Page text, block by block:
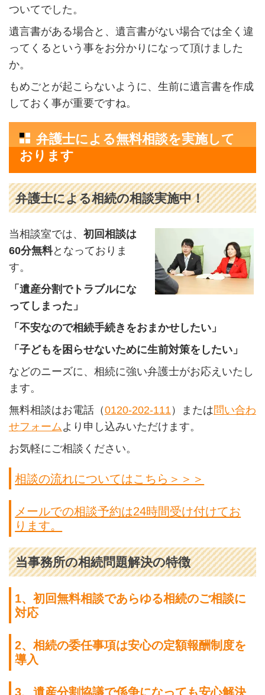
ついてでした。
遺言書がある場合と、遺言書がない場合では全く違
ってくるという事をお分かりになって頂けました
か。
もめごとが起こらないように、生前に遺言書を作成
しておく事が重要ですね。
弁護士による無料相談を実施して
おります
弁護士による相続の相談実施中！
当相談室では、 初回相談は
60分無料となっておりま
す。
「遺産分割でトラブルにな
ってしまった」
「不安なので相続手続きをおまかせしたい」
「子どもを困らせないために生前対策をしたい」
などのニーズに、相続に強い弁護士がお応えいたし
ます。
無料相談はお電話（0120-202-111）または問い合わ
せフォームより申し込みいただけます。
お気軽にご相談ください。
相談の流れについてはこちら＞＞＞
メールでの相談予約は24時間受け付けてお
ります。
当事務所の相続問題解決の特徴
1、初回無料相談であらゆる相続のご相談に
対応
2、相続の委任事項は安心の定額報酬制度を
導入
3、遺産分割協議で係争になっても安心解決